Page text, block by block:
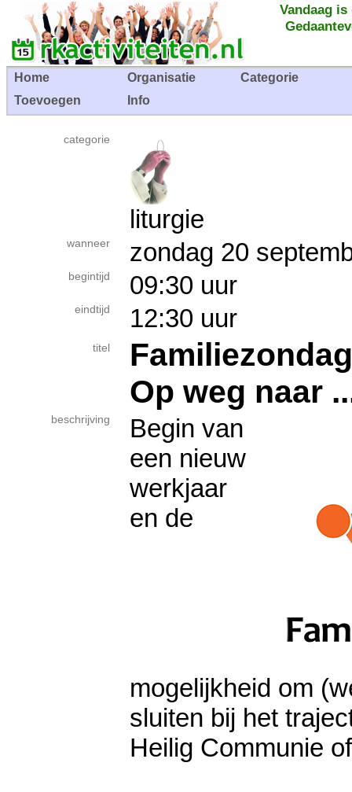
Vandaag
Home Organisatie
Categorie
Toevoegen
Info
categorie
liturgie
wanneer zondag 20
begintijd 09:30 uur
eindtijd 12:30 uur
titel
Op weg naar
beschrijving
Begin van
een nieuw
werkjaar
en de
mogelijkheid om
sluiten bij het
Heilig Communie